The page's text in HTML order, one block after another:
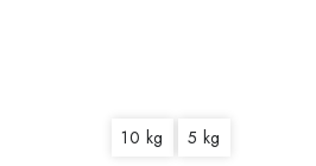
10 kg 5 kg